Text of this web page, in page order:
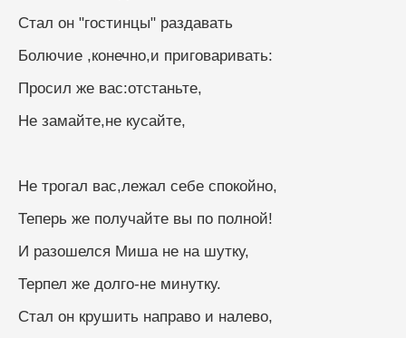
Стал он "гостинцы" раздавать
Болючие ,конечно,и приговаривать:
Просил же вас:отстаньте,
Не замайте,не кусайте,
Не трогал вас,лежал себе спокойно,
Теперь же получайте вы по полной!
И разошелся Миша не на шутку,
Терпел же долго-не минутку.
Стал он крушить направо и налево,